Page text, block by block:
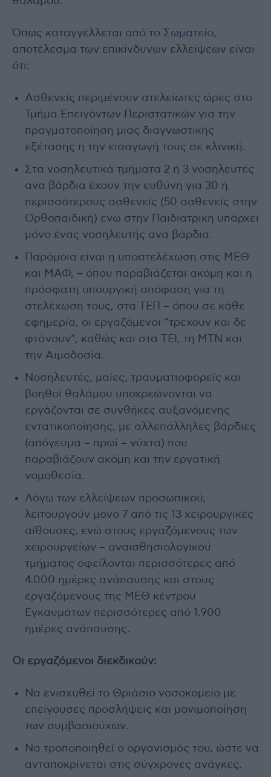
Όπως καταγγέλλεται από το Σωματείο,
αποτέλεσμα των επικίνδυνων ελλείψεων είναι
ότι:
Ασθενείς περιμένουν ατελείωτες ώρες στο
Τμήμα Επειγόντων Περιστατικών για την
πραγματοποίηση μιας διαγνωστικής
εξέτασης η την εισαγωγή τους σε κλινική.
Στα νοσηλευτικά τμήματα 2 ή 3 νοσηλευτές
ανα βάρδια έχουν την ευθύνη για 30 ή
περισσότερους ασθενείς (50 ασθενείς στην
Ορθοπαιδική) ενώ στην Παιδιατρικη υπάρχει
μόνο ένας νοσηλευτής ανα βάρδια.
Παρόμοια είναι η υποστελέχωση στις ΜΕΘ
και ΜΑΦ, – όπου παραβιάζεται ακόμη και η
πρόσφατη υπουργική απόφαση για τη
στελέχωση τους, στα ΤΕΠ – όπου σε κάθε
εφημερία, οι εργαζόμενοι “τρέχουν και δε
φτάνουν”, καθώς και στα ΤΕΙ, τη ΜΤΝ και
την Αιμοδοσία.
Νοσηλευτές, μαίες, τραυματιοφορείς και
βοηθοί θαλάμου υποχρεώνονται να
εργάζονται σε συνθήκες αυξανόμενης
εντατικοποίησης, με αλλεπάλληλες βάρδιες
(απόγευμα – πρωί – νύχτα) που
παραβιάζουν ακόμη και την εργατική
νομοθεσία.
Λόγω των ελλείψεων προσωπικού,
λειτουργούν μόνο 7 από τις 13 χειρουργικές
αίθουσες, ενώ στους εργαζόμενους των
χειρουργείων – αναισθησιολογικού
τμήματος οφείλονται περισσότερες από
4.000 ημέρες ανάπαυσης και στους
εργαζόμενους της ΜΕΘ κέντρου
Εγκαυμάτων περισσότερες από 1.900
ημέρες ανάπαυσης.
Οι εργαζόμενοι διεκδικούν:
Να ενισχυθεί το Θριάσιο νοσοκομείο με
επείγουσες προσλήψεις και μονιμοποίηση
των συμβασιούχων.
Να τροποποιηθεί ο οργανισμός του, ώστε να
ανταποκρίνεται στις σύγχρονες ανάγκες.